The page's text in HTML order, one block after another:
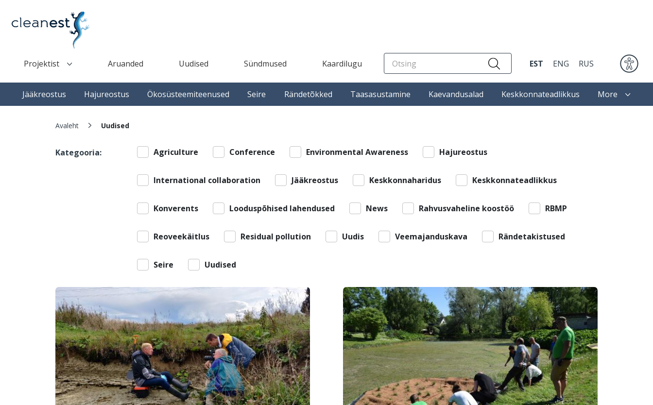
Top navigation(desktop)
Projektist Aruanded Uudised Sündmused Kaardilugu EST ENG RUS
Top navigation(mobile)
Jääkreostus Hajureostus Ökosüsteemiteenused Seire Rändetõkked Taasasustamine Kaevandusalad Keskkonnateadlikkus More
Leivapuru
Avaleht Uudised
Kategooria: Agriculture Conference Environmental Awareness Hajureostus
International collaboration Jääkreostus Keskkonnaharidus Keskkonnateadlikkus
Konverents Looduspõhised lahendused News Rahvusvaheline koostöö RBMP
Reoveekäitlus Residual pollution Uudis Veemajanduskava Rändetakistused
Seire Uudised